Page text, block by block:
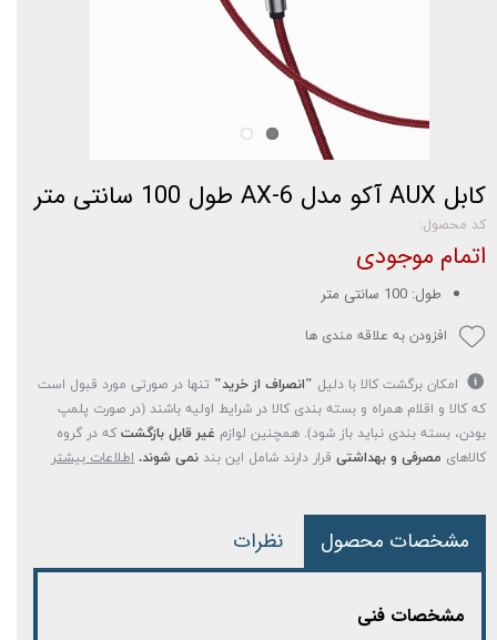
کابل AUX آکو مدل AX-6 طول 100 سانتی متر
کد محصول:
اتمام موجودی
طول: 100 سانتی متر
افزودن به علاقه مندی ها
امکان برگشت کالا با دلیل "انصراف از خرید" تنها در صورتی مورد قبول است
که کالا و اقلام همراه و بسته بندی کالا در شرایط اولیه باشند (در صورت پلمپ
بودن، بسته بندی نباید باز شود). همچنین لوازم غیر قابل بازگشت که در گروه
کالاهای مصرفی و بهداشتی قرار دارند شامل این بند نمی شوند. اطلاعات بیشتر
مشخصات محصول نظرات
مشخصات فنی